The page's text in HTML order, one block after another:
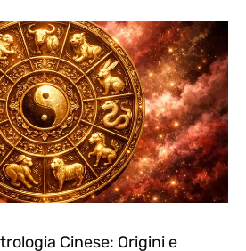
Cinese: Origini e